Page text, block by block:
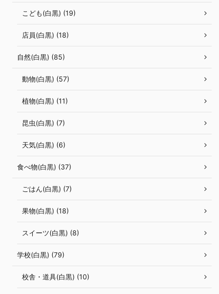
こども(白黒) (19)
店員(白黒) (18)
自然(白黒) (85)
動物(白黒) (57)
植物(白黒) (11)
昆虫(白黒) (7)
天気(白黒) (6)
食べ物(白黒) (37)
ごはん(白黒) (7)
果物(白黒) (18)
スイーツ(白黒) (8)
学校(白黒) (79)
校舎・道具(白黒) (10)